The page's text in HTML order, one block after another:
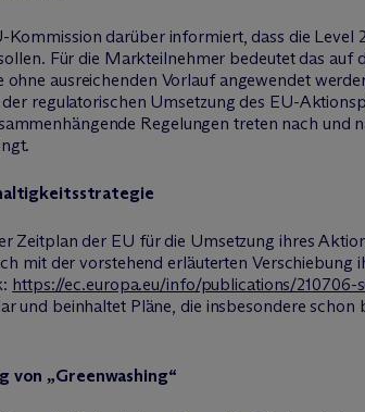
Kommission darüber informiert, dass die Level
Für die Markteilnehmer bedeutet das auf
ohne ausreichenden Vorlauf angewendet
regulatorischen Umsetzung des EU-
Regelungen treten nach und
Zeitplan der EU für die Umsetzung ihres
mit der vorstehend erläuterten
https://ec.europa.eu/info/publications/210706-
und beinhaltet Pläne, die insbesondere
von „Greenwashing“